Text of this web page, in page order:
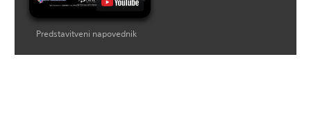
Predstavitveni napovednik